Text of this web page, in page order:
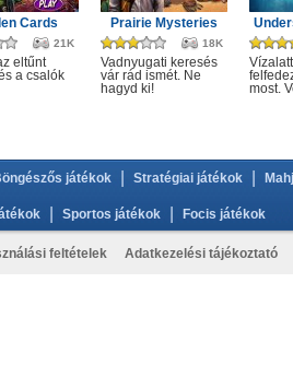
Cards
21K
eltűnt
a csalók
Prairie Mysteries
18K
Vadnyugati keresés
vár rád ismét. Ne
hagyd ki!
most.
játékok Stratégiai játékok
Sportos játékok Focis játékok
feltételek Adatkezelési tájékoztató